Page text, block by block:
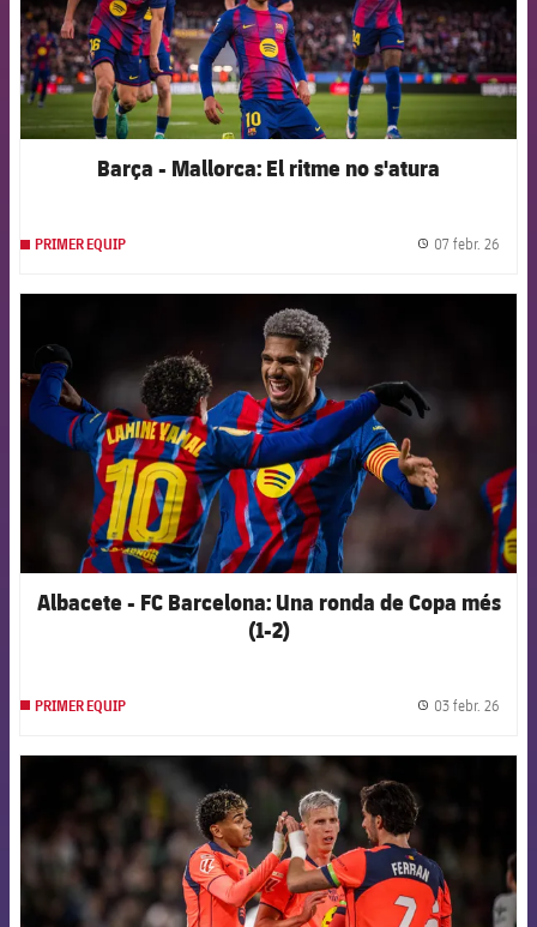
Barça - Mallorca: El ritme no s'atura
PRIMER EQUIP 07 febr. 26
FCB Barcelona badge
Albacete - FC Barcelona: Una ronda de Copa més
(1-2)
PRIMER EQUIP 03 febr. 26
FCB Barcelona badge